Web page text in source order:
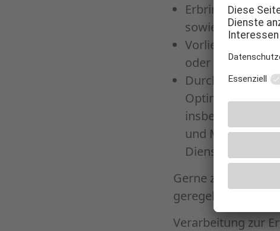
Erbringung
sowie der
Vorliegen Ihrer
oder im Online-
Durchsetzung
Optimierung
insbesondere
und
Dienste von
Gerne zeigen wir
geregelt sind:
Verarbeitung zur